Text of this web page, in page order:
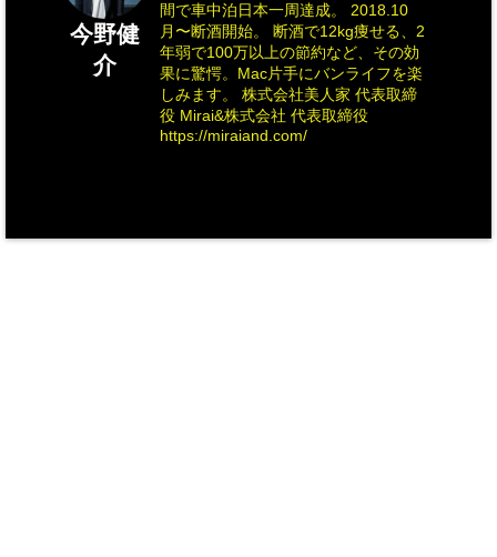
今野健
介
間で車中泊日本一周達成。 2018.10
月〜断酒開始。 断酒で12kg痩せる、2
年弱で100万以上の節約など、その効
果に驚愕。Mac片手にバンライフを楽
しみます。 株式会社美人家 代表取締
役 Mirai&株式会社 代表取締役
https://miraiand.com/